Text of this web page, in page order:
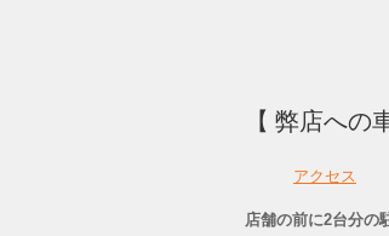
【 弊店への
アクセス
店舗の前に2台分の